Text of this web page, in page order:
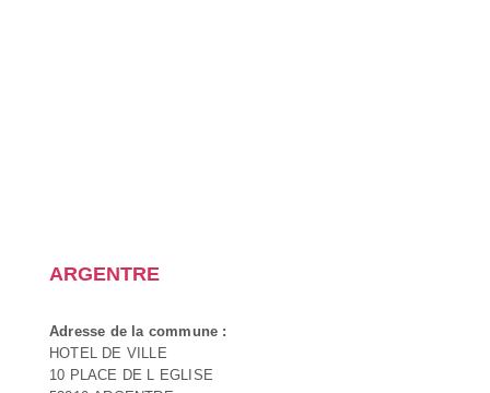
ARGENTRE
Adresse de la commune :
HOTEL DE VILLE
10 PLACE DE L EGLISE